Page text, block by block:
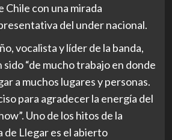
Chile con una mirada
del under nacional.
, vocalista y líder de la banda,
sido “de mucho trabajo en donde
a muchos lugares y personas.
para agradecer la energía del
Uno de los hitos de la
de Llegar es el abierto